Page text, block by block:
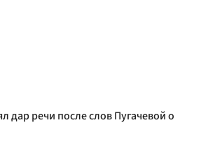
дар речи после слов Пугачевой о